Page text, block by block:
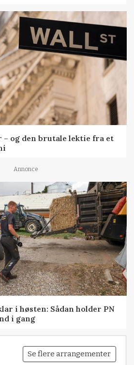
og den brutale lektie fra et
Annonce
i høsten: Sådan holder PN
i gang
Se flere arrangementer